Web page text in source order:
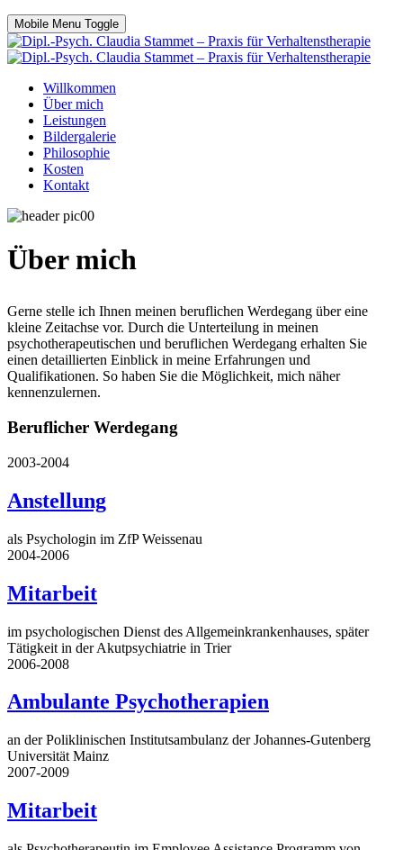
Mobile Menu Toggle
Willkommen
Über mich
Leistungen
Bildergalerie
Philosophie
Kosten
Kontakt
Über mich
Gerne stelle ich Ihnen meinen beruflichen Werdegang über eine
kleine Zeitachse vor. Durch die Unterteilung in meinen
psychotherapeutischen und beruflichen Werdegang erhalten Sie
einen detaillierten Einblick in meine Erfahrungen und
Qualifikationen. So haben Sie die Möglichkeit, mich näher
kennenzulernen.
Beruflicher Werdegang
2003-2004
Anstellung
als Psychologin im ZfP Weissenau
2004-2006
Mitarbeit
im psychologischen Dienst des Allgemeinkrankenhauses, später
Tätigkeit in der Akutpsychiatrie in Trier
2006-2008
Ambulante Psychotherapien
an der Poliklinischen Institutsambulanz der Johannes-Gutenberg
Universität Mainz
2007-2009
Mitarbeit